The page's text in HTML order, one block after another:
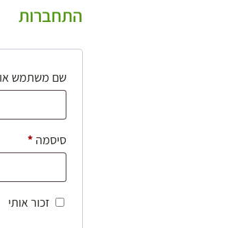
התחברות
שם משתמש או
סיסמה*חובה
זכור אותי